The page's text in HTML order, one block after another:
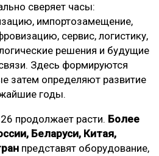
сверяет часы:
импортозамещение,
сервис, логистику,
решения и будущие
Здесь формируются
затем определяют развитие
годы.
продолжает расти. Более
Беларуси, Китая,
представят оборудование,